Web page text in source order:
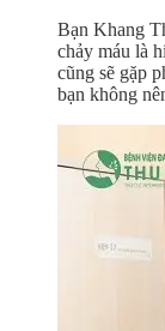
Bạn Khang
chảy máu là
cũng sẽ gặp
bạn không